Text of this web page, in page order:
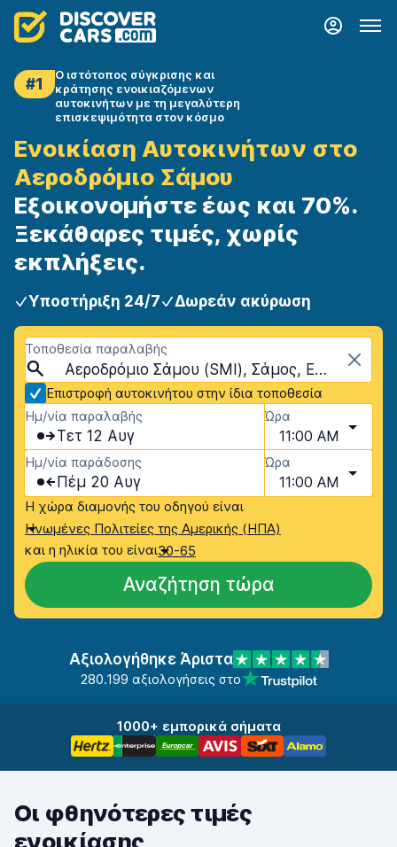
#1
Ο ιστότοπος σύγκρισης και
κράτησης ενοικιαζόμενων
αυτοκινήτων με τη μεγαλύτερη
επισκεψιμότητα στον κόσμο
Ενοικίαση Αυτοκινήτων στο
Αεροδρόμιο Σάμου
Εξοικονομήστε έως και 70%.
Ξεκάθαρες τιμές, χωρίς
εκπλήξεις.
Υποστήριξη 24/7 Δωρεάν ακύρωση
Τοποθεσία παραλαβής
Αεροδρόμιο Σάμου (SMI), Σάμος, Ελλάδα
Επιστροφή αυτοκινήτου στην ίδια τοποθεσία
Ημ/νία παραλαβής
Τετ 12 Αυγ
Ώρα
11:00 AM
Ημ/νία παράδοσης
Πέμ 20 Αυγ
Ώρα
11:00 AM
Η χώρα διαμονής του οδηγού είναι
Ηνωμένες Πολιτείες της Αμερικής (ΗΠΑ)
και η ηλικία του είναι30-65
Αναζήτηση τώρα
Αξιολογήθηκε Άριστα
280.199 αξιολογήσεις στο
1000+ εμπορικά σήματα
Οι φθηνότερες τιμές
ενοικίασης